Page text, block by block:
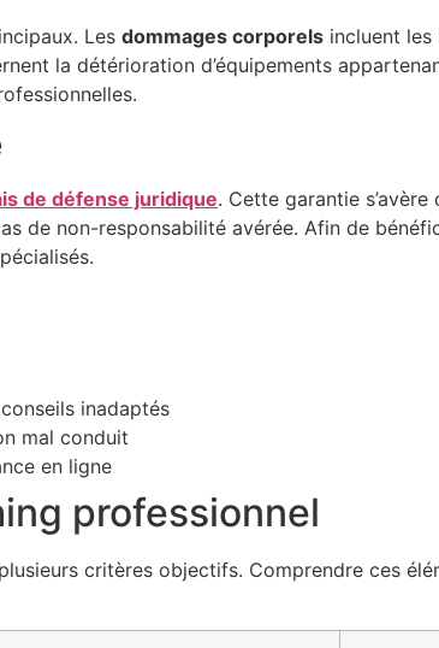
Les dommages corporels incluent les
la détérioration d’équipements
de défense juridique. Cette garantie
de non-responsabilité avérée. Afin de
inadaptés
mal conduit
en ligne
professionnel
critères objectifs. Comprendre ces